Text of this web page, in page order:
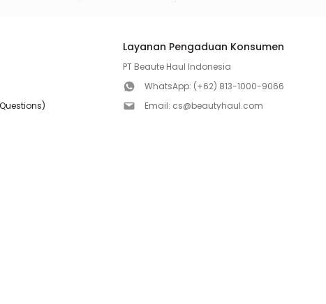
Layanan Pengaduan Konsumen
PT Beaute Haul Indonesia
WhatsApp: (+62) 813-1000-9066
Email: cs@beautyhaul.com